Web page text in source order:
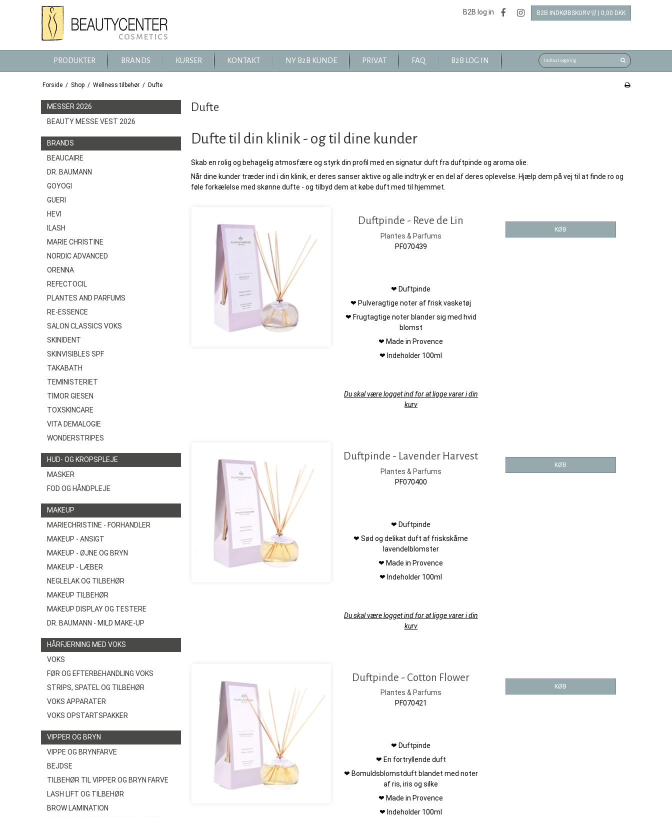
B2B log in B2B INDKØBSKURV🛒 | 0,00 DKK
PRODUKTER BRANDS KURSER KONTAKT NY B2B KUNDE PRIVAT FAQ B2B LOG IN
Forside / Shop / Wellness tilbehør / Dufte
MESSER 2026
BEAUTY MESSE VEST 2026
BRANDS
BEAUCAIRE
DR. BAUMANN
GOYOGI
GUERI
HEVI
ILASH
MARIE CHRISTINE
NORDIC ADVANCED
ORENNA
REFECTOCIL
PLANTES AND PARFUMS
RE-ESSENCE
SALON CLASSICS VOKS
SKINIDENT
SKINVISIBLES SPF
TAKABATH
TEMINISTERIET
TIMOR GIESEN
TOXSKINCARE
VITA DEMALOGIE
WONDERSTRIPES
HUD- OG KROPSPLEJE
MASKER
FOD OG HÅNDPLEJE
MAKEUP
MARIECHRISTINE - FORHANDLER
MAKEUP - ANSIGT
MAKEUP - ØJNE OG BRYN
MAKEUP - LÆBER
NEGLELAK OG TILBEHØR
MAKEUP TILBEHØR
MAKEUP DISPLAY OG TESTERE
DR. BAUMANN - MILD MAKE-UP
HÅRFJERNING MED VOKS
VOKS
FØR OG EFTERBEHANDLING VOKS
STRIPS, SPATEL OG TILBEHØR
VOKS APPARATER
VOKS OPSTARTSPAKKER
VIPPER OG BRYN
VIPPE OG BRYNFARVE
BEJDSE
TILBEHØR TIL VIPPER OG BRYN FARVE
LASH LIFT OG TILBEHØR
BROW LAMINATION
Dufte
Dufte til din klinik - og til dine kunder
Skab en rolig og behagelig atmosfære og styrk din profil med en signatur duft fra duftpinde og aroma olie.
Når dine kunder træder ind i din klinik, er deres sanser aktive og alle indtryk er en del af deres oplevelse. Hjælp dem på vej til at finde ro og
føle forkælelse med skønne dufte - og tilbyd dem at købe duft med til hjemmet.
Duftpinde - Reve de Lin
Plantes & Parfums
PF070439
❤ Duftpinde
❤ Pulveragtige noter af frisk vasketøj
❤ Frugtagtige noter blander sig med hvid
blomst
❤ Made in Provence
❤ Indeholder 100ml
Du skal være logget ind for at ligge varer i din
kurv
KØB
Duftpinde - Lavender Harvest
Plantes & Parfums
PF070400
❤ Duftpinde
❤ Sød og delikat duft af friskskårne
lavendelblomster
❤ Made in Provence
❤ Indeholder 100ml
Du skal være logget ind for at ligge varer i din
kurv
KØB
Duftpinde - Cotton Flower
Plantes & Parfums
PF070421
❤ Duftpinde
❤ En fortryllende duft
❤ Bomuldsblomstduft blandet med noter
af ris, iris og silke
❤ Made in Provence
❤ Indeholder 100ml
KØB